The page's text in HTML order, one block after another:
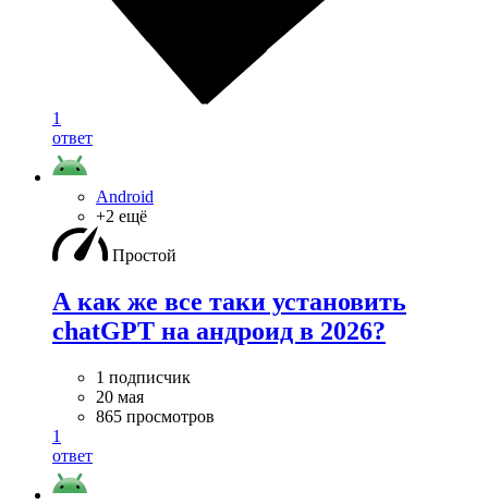
1
ответ
Android
+2 ещё
Простой
А как же все таки установить
chatGPT на андроид в 2026?
1 подписчик
20 мая
865 просмотров
1
ответ